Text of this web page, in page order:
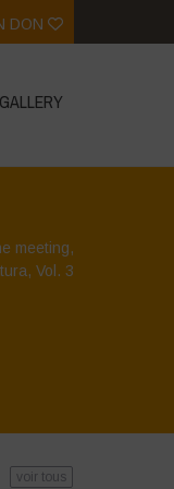
DON
GALLERY
meeting,
Vol. 3
voir tous